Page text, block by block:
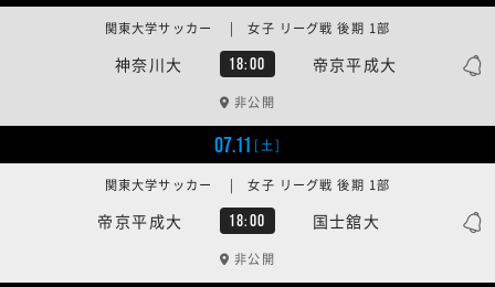
神奈川大 18:00 帝京平成大
関東大学サッカー | 女子 リーグ戦 後期 1部
非公開
07.11 [土]
帝京平成大 18:00 国士舘大
関東大学サッカー | 女子 リーグ戦 後期 1部
非公開